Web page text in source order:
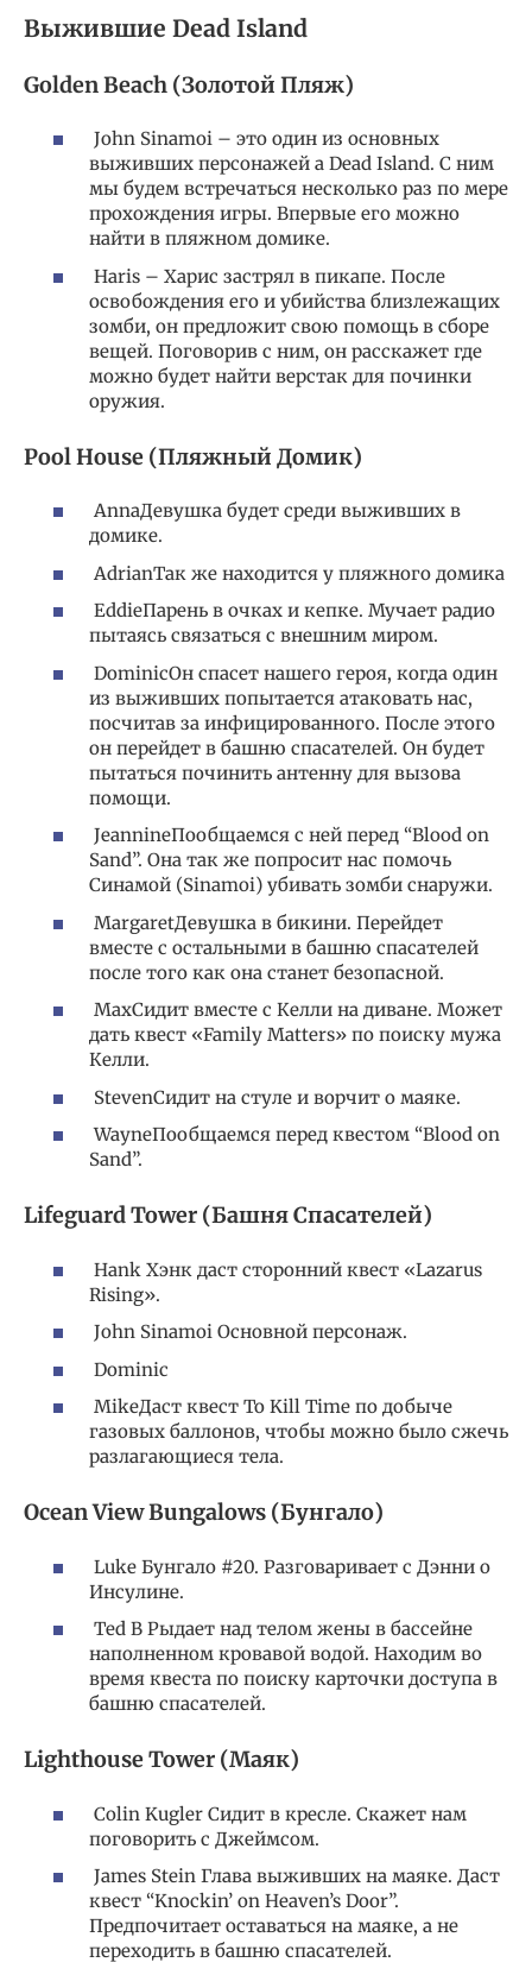
Выжившие Dead Island
Golden Beach (Золотой Пляж)
John Sinamoi – это один из основных
выживших персонажей а Dead Island. С ним
мы будем встречаться несколько раз по мере
прохождения игры. Впервые его можно
найти в пляжном домике.
Haris – Харис застрял в пикапе. После
освобождения его и убийства близлежащих
зомби, он предложит свою помощь в сборе
вещей. Поговорив с ним, он расскажет где
можно будет найти верстак для починки
оружия.
Pool House (Пляжный Домик)
AnnaДевушка будет среди выживших в
домике.
AdrianТак же находится у пляжного домика
EddieПарень в очках и кепке. Мучает радио
пытаясь связаться с внешним миром.
DominicОн спасет нашего героя, когда один
из выживших попытается атаковать нас,
посчитав за инфицированного. После этого
он перейдет в башню спасателей. Он будет
пытаться починить антенну для вызова
помощи.
JeannineПообщаемся с ней перед “Blood on
Sand”. Она так же попросит нас помочь
Синамой (Sinamoi) убивать зомби снаружи.
MargaretДевушка в бикини. Перейдет
вместе с остальными в башню спасателей
после того как она станет безопасной.
MaxСидит вместе с Келли на диване. Может
дать квест «Family Matters» по поиску мужа
Келли.
StevenСидит на стуле и ворчит о маяке.
WayneПообщаемся перед квестом “Blood on
Sand”.
Lifeguard Tower (Башня Спасателей)
Hank Хэнк даст сторонний квест «Lazarus
Rising».
John Sinamoi Основной персонаж.
Dominic
MikeДаст квест To Kill Time по добыче
газовых баллонов, чтобы можно было сжечь
разлагающиеся тела.
Ocean View Bungalows (Бунгало)
Luke Бунгало #20. Разговаривает с Дэнни о
Инсулине.
Ted B Рыдает над телом жены в бассейне
наполненном кровавой водой. Находим во
время квеста по поиску карточки доступа в
башню спасателей.
Lighthouse Tower (Маяк)
Colin Kugler Сидит в кресле. Скажет нам
поговорить с Джеймсом.
James Stein Глава выживших на маяке. Даст
квест “Knockin’ on Heaven’s Door”.
Предпочитает оставаться на маяке, а не
переходить в башню спасателей.